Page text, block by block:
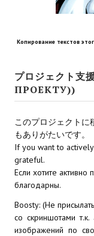
Aliens versus
Age of Pirates:
Корсары 3
Sea Dogs - City of
Sea Dogs
НОВОСТИ ПОРТАЛА
Новости
Новости Архив
Копирование текстов
プロジェクト
ПРОЕКТУ))
このプロジェクトに
もありがたいです。
If you want to
grateful.
Если хотите
благодарны.
Boosty: (Не
со скриншотами т.к.
изображений по